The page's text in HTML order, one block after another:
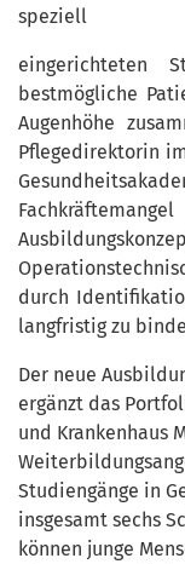
speziell
eingerichteten
bestmögliche
Augenhöhe
Pflegedirektorin
durch
langfristig zu
Der neue
ergänzt das
und Krankenhaus
Studiengänge in
insgesamt sechs
können junge